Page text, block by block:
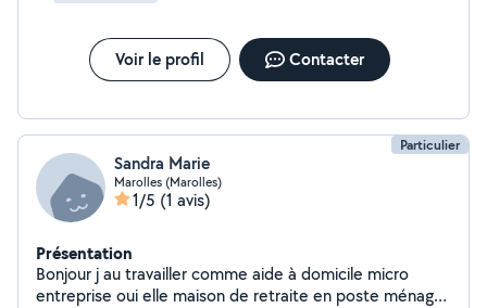
Voir le profil Contacter
Particulier
Sandra Marie
Marolles (Marolles)
1/5 (1 avis)
Présentation
Bonjour j au travailler comme aide à domicile micro
entreprise oui elle maison de retraite en poste ménage